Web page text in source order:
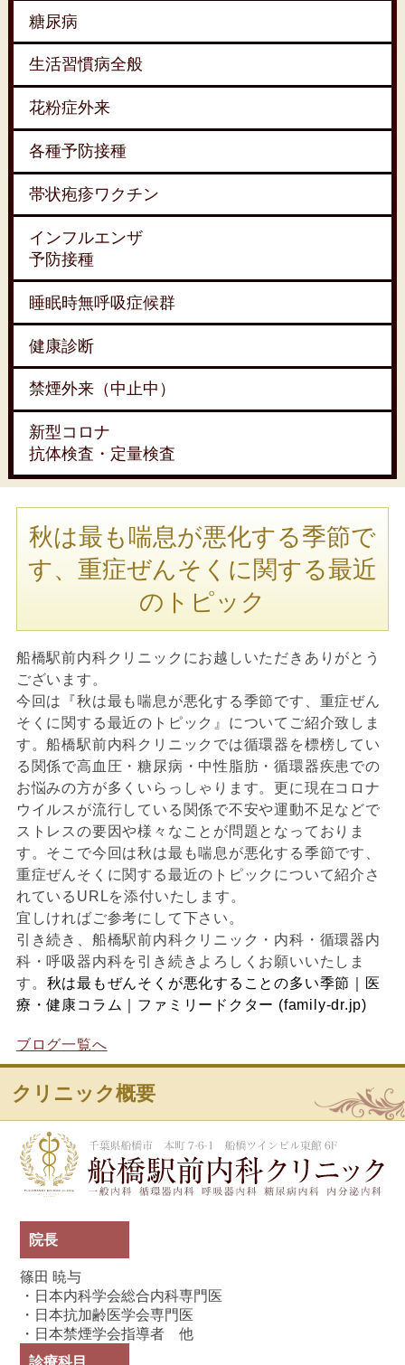
糖尿病
生活習慣病全般
花粉症外来
各種予防接種
帯状疱疹ワクチン
インフルエンザ
予防接種
睡眠時無呼吸症候群
健康診断
禁煙外来（中止中）
新型コロナ
抗体検査・定量検査
秋は最も喘息が悪化する季節で
す、重症ぜんそくに関する最近
のトピック
船橋駅前内科クリニックにお越しいただきありがとう
ございます。
今回は『秋は最も喘息が悪化する季節です、重症ぜん
そくに関する最近のトピック』についてご紹介致しま
す。船橋駅前内科クリニックでは循環器を標榜してい
る関係で高血圧・糖尿病・中性脂肪・循環器疾患での
お悩みの方が多くいらっしゃります。更に現在コロナ
ウイルスが流行している関係で不安や運動不足などで
ストレスの要因や様々なことが問題となっておりま
す。そこで今回は秋は最も喘息が悪化する季節です、
重症ぜんそくに関する最近のトピックについて紹介さ
れているURLを添付いたします。
宜しければご参考にして下さい。
引き続き、船橋駅前内科クリニック・内科・循環器内
科・呼吸器内科を引き続きよろしくお願いいたしま
す。 秋は最もぜんそくが悪化することの多い季節｜医
療・健康コラム｜ファミリードクター (family-dr.jp)
ブログ一覧へ
クリニック概要
院長
篠田 暁与
・日本内科学会総合内科専門医
・日本抗加齢医学会専門医
・日本禁煙学会指導者 他
診療科目